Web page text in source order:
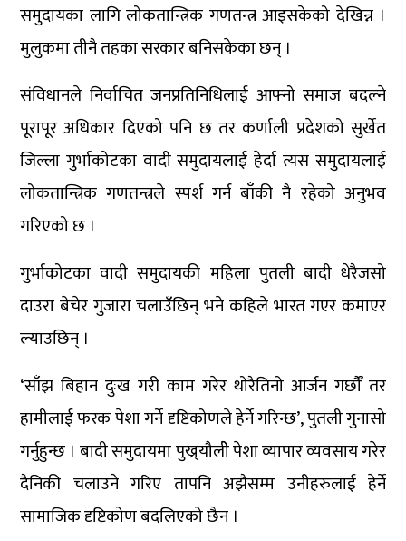
समुदायका लागि लोकतान्त्रिक गणतन्त्र आइसकेको देखिन्न ।
मुलुकमा तीनै तहका सरकार बनिसकेका छन् ।
संविधानले निर्वाचित जनप्रतिनिधिलाई आफ्नो समाज बदल्ने
पूरापूर अधिकार दिएको पनि छ तर कर्णाली प्रदेशको सुर्खेत
जिल्ला गुर्भाकोटका वादी समुदायलाई हेर्दा त्यस समुदायलाई
लोकतान्त्रिक गणतन्त्रले स्पर्श गर्न बाँकी नै रहेको अनुभव
गरिएको छ ।
गुर्भाकोटका वादी समुदायकी महिला पुतली बादी धेरैजसो
दाउरा बेचेर गुजारा चलाउँछिन् भने कहिले भारत गएर कमाएर
ल्याउछिन् ।
‘साँझ बिहान दुःख गरी काम गरेर थोरैतिनो आर्जन गर्छौंँ तर
हामीलाई फरक पेशा गर्ने दृष्टिकोणले हेर्ने गरिन्छ’, पुतली गुनासो
गर्नुहुन्छ । बादी समुदायमा पुख्र्यौलीे पेशा व्यापार व्यवसाय गरेर
दैनिकी चलाउने गरिए तापनि अझैसम्म उनीहरुलाई हेर्ने
सामाजिक दृष्टिकोण बदलिएको छैन ।